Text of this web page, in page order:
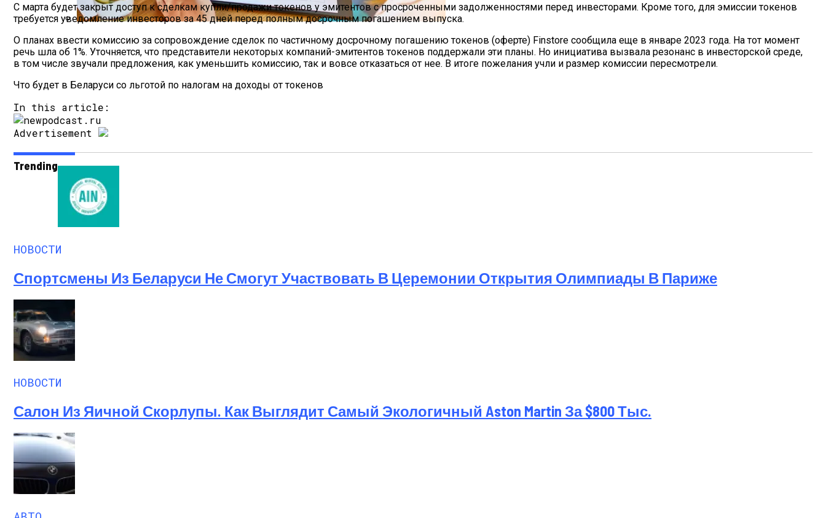
Как Мы Худеем: 8 Этапов Похудения У Мужчин И Женщин
С марта будет закрыт доступ к сделкам купли/продажи токенов у эмитентов с просроченными задолженностями перед инвесторами. Кроме того, для эмиссии токенов
требуется уведомление инвесторов за 45 дней перед полным досрочным погашением выпуска.
О планах ввести комиссию за сопровождение сделок по частичному досрочному погашению токенов (оферте) Finstore сообщила еще в январе 2023 года. На тот момент
речь шла об 1%. Уточняется, что представители некоторых компаний-эмитентов токенов поддержали эти планы. Но инициатива вызвала резонанс в инвесторской среде,
в том числе звучали предложения, как уменьшить комиссию, так и вовсе отказаться от нее. В итоге пожелания учли и размер комиссии пересмотрели.
Что будет в Беларуси со льготой по налогам на доходы от токенов
In this article:
Advertisement
Trending
НОВОСТИ
Спортсмены Из Беларуси Не Смогут Участвовать В Церемонии Открытия Олимпиады В Париже
НОВОСТИ
Салон Из Яичной Скорлупы. Как Выглядит Самый Экологичный Aston Martin За $800 Тыс.